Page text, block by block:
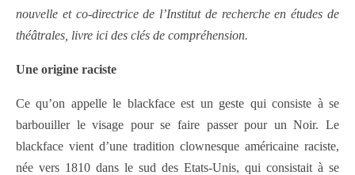
nouvelle et co-directrice de l’Institut de recherche en études de
théâtrales, livre ici des clés de compréhension.
Une origine raciste
Ce qu’on appelle le blackface est un geste qui consiste à se
barbouiller le visage pour se faire passer pour un Noir. Le
blackface vient d’une tradition clownesque américaine raciste,
née vers 1810 dans le sud des Etats-Unis, qui consistait à se